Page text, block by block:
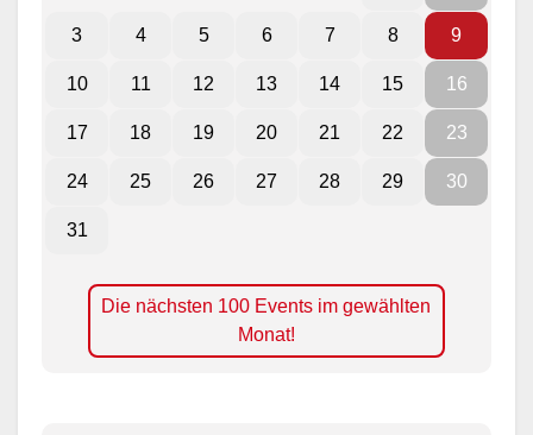
3 4 5 6 7 8 9
10 11 12 13 14 15 16
17 18 19 20 21 22 23
24 25 26 27 28 29 30
31
Die nächsten 100 Events im gewählten
Monat!